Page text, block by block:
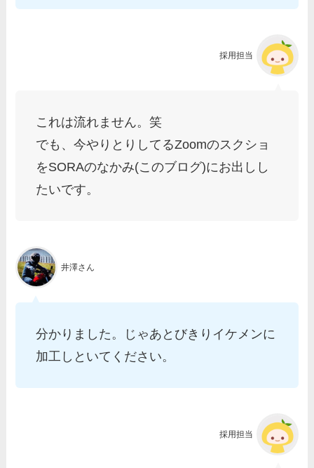
採用担当
これは流れません。笑
でも、今やりとりしてるZoomのスクショ
をSORAのなかみ(このブログ)にお出しし
たいです。
井澤さん
分かりました。じゃあとびきりイケメンに
加工しといてください。
採用担当